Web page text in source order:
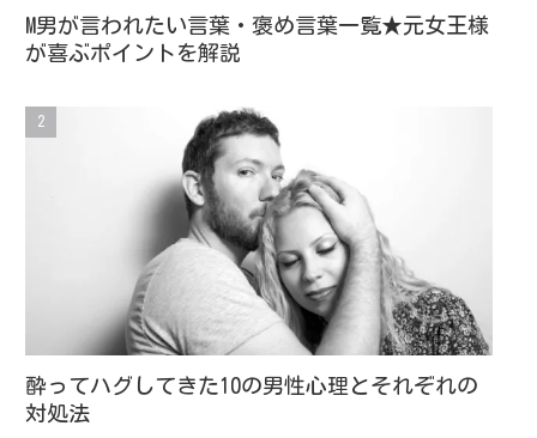
M男が言われたい言葉・褒め言葉一覧★元女王様
が喜ぶポイントを解説
酔ってハグしてきた10の男性心理とそれぞれの
対処法